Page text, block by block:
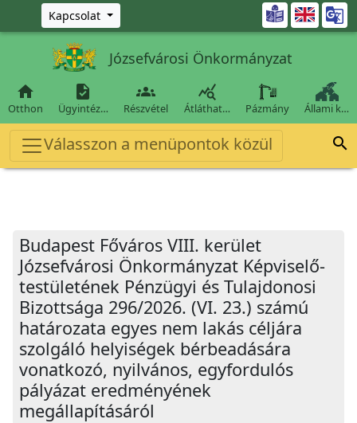
Ugrás a fő tartalomra
Kapcsolat 
Józsefvárosi Önkormányzat

Otthon

Ügyintéz…

Részvétel

Átláthat… Pázmány Állami k…
Válasszon a menüpontok közül 
Budapest Főváros VIII. kerület
Józsefvárosi Önkormányzat Képviselő-
testületének Pénzügyi és Tulajdonosi
Bizottsága 296/2026. (VI. 23.) számú
határozata egyes nem lakás céljára
szolgáló helyiségek bérbeadására
vonatkozó, nyilvános, egyfordulós
pályázat eredményének
megállapításáról